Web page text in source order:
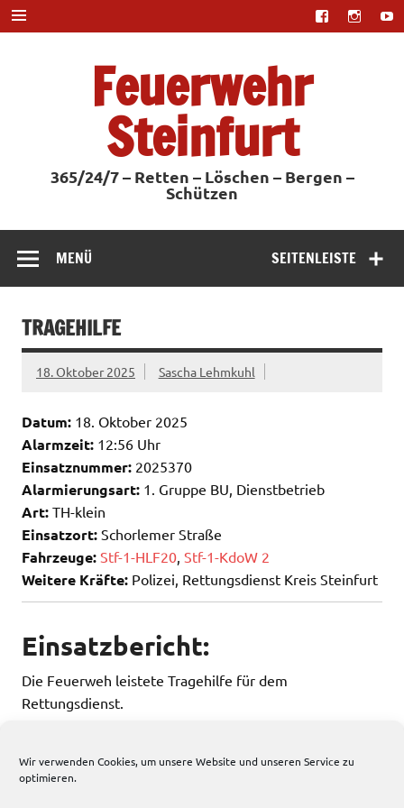
Wir verwenden Cookies, um unsere Website und unseren Service zu
optimieren.
Zum
Inhalt
springen
Feuerwehr
Steinfurt
365/24/7 – Retten – Löschen – Bergen –
Schützen
SEITENLEISTE
MENÜ
TRAGEHILFE
18. Oktober 2025 Sascha Lehmkuhl
Datum: 18. Oktober 2025
Alarmzeit: 12:56 Uhr
Einsatznummer: 2025370
Alarmierungsart: 1. Gruppe BU, Dienstbetrieb
Art: TH-klein
Einsatzort: Schorlemer Straße
Fahrzeuge: Stf-1-HLF20 Stf-1-KdoW 2
Weitere Kräfte: Polizei, Rettungsdienst Kreis Steinfurt
Einsatzbericht:
Die Feuerweh leistete Tragehilfe für dem
Rettungsdienst.
144 total views